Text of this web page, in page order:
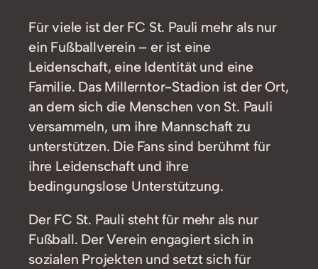
Für viele ist der FC St. Pauli mehr als nur
ein Fußballverein – er ist eine
Leidenschaft, eine Identität und eine
Familie. Das Millerntor-Stadion ist der Ort,
an dem sich die Menschen von St. Pauli
versammeln, um ihre Mannschaft zu
unterstützen. Die Fans sind berühmt für
ihre Leidenschaft und ihre
bedingungslose Unterstützung.
Der FC St. Pauli steht für mehr als nur
Fußball. Der Verein engagiert sich in
sozialen Projekten und setzt sich für